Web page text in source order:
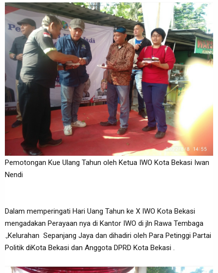
Pemotongan Kue Ulang Tahun oleh Ketua IWO Kota Bekasi Iwan
Nendi
Dalam memperingati Hari Uang Tahun ke X IWO Kota Bekasi
mengadakan Perayaan nya di Kantor IWO di jln Rawa Tembaga
.,Kelurahan Sepanjang Jaya dan dihadiri oleh Para Petinggi Partai
Politik diKota Bekasi dan Anggota DPRD Kota Bekasi .